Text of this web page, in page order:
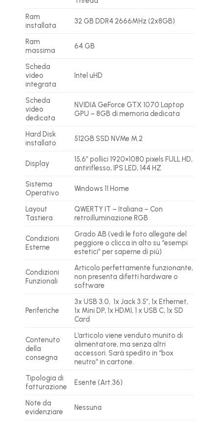
Ram
installata
32 GB DDR4 2666MHz (2x8GB)
Ram
massima
64 GB
Scheda
video
integrata
Intel uHD
Scheda
video
dedicata
NVIDIA GeForce GTX 1070 Laptop
GPU – 8GB di memoria dedicata
Hard Disk
installato
512GB SSD NVMe M.2
Display
15,6″ pollici 1920×1080 pixels FULL HD,
antiriflesso, IPS LED, 144 HZ
Sistema
Operativo
Windows 11 Home
Layout
Tastiera
QWERTY IT – Italiana – Con
retroilluminazione RGB
Condizioni
Esterne
Grado AB (vedi le foto allegate del
peggiore o clicca in alto su “esempi
estetici” per saperne di più)
Condizioni
Funzionali
Articolo perfettamente funzionante,
non presenta difetti hardware o
software
Periferiche
3x USB 3.0, 1x Jack 3.5″, 1x Ethernet,
1x Mini DP, 1x HDMI, 1 x USB C, 1x SD
Card
Contenuto
della
consegna
L’articolo viene venduto munito di
alimentatore, ma senza altri
accessori. Sarà spedito in “box
neutro” in cartone.
Tipologia di
fatturazione
Esente (Art.36)
Note da
evidenziare
Nessuna